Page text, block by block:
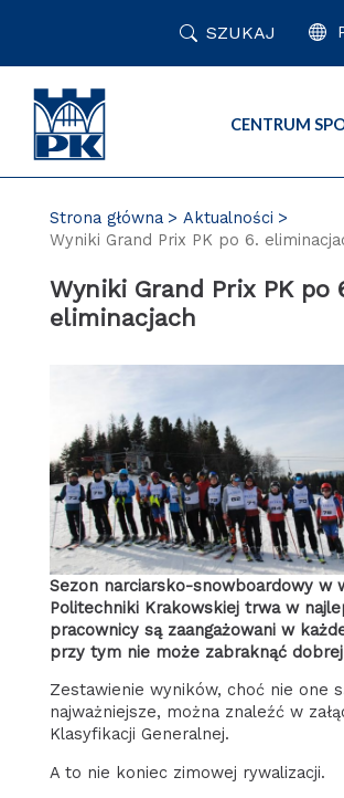
SZUKAJ
CENTRUM
Strona główna
Aktualności
Wyniki Grand Prix PK po 6.
Wyniki Grand Prix PK po
eliminacjach
Sezon narciarsko-snowboardowy w
Politechniki Krakowskiej trwa w
pracownicy są zaangażowani w
przy tym nie może zabraknąć
Zestawienie wyników, choć nie one
najważniejsze, można znaleźć w
Klasyfikacji Generalnej.
A to nie koniec zimowej rywalizacji.